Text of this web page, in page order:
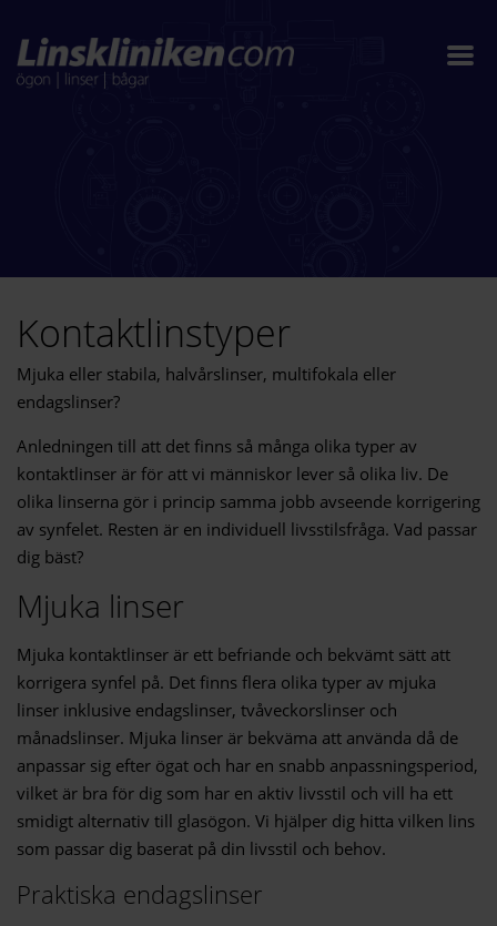
Kontaktlinstyper
Mjuka eller stabila, halvårslinser, multifokala eller
endagslinser?
Anledningen till att det finns så många olika typer av
kontaktlinser är för att vi människor lever så olika liv. De
olika linserna gör i princip samma jobb avseende korrigering
av synfelet. Resten är en individuell livsstilsfråga. Vad passar
dig bäst?
Mjuka linser
Mjuka kontaktlinser är ett befriande och bekvämt sätt att
korrigera synfel på. Det finns flera olika typer av mjuka
linser inklusive endagslinser, tvåveckorslinser och
månadslinser. Mjuka linser är bekväma att använda då de
anpassar sig efter ögat och har en snabb anpassningsperiod,
vilket är bra för dig som har en aktiv livsstil och vill ha ett
smidigt alternativ till glasögon. Vi hjälper dig hitta vilken lins
som passar dig baserat på din livsstil och behov.
Praktiska endagslinser